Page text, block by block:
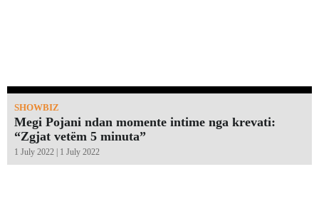
SHOWBIZ
Megi Pojani ndan momente intime nga krevati:
“Zgjat vetëm 5 minuta”￼
1 July 2022 | 1 July 2022